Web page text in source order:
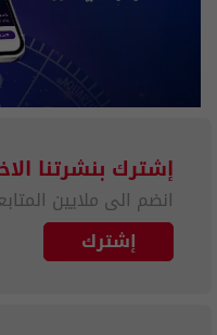
إشترك بنشرتنا
انضم الى ملايين
إشترك